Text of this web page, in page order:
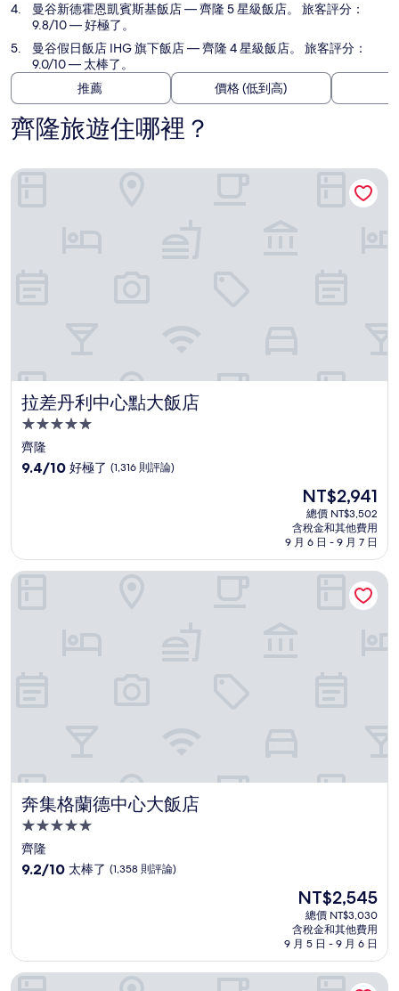
曼谷新德霍恩凱賓斯基飯店— 齊隆 5 星級飯店。 旅客評分：
9.8/10 — 好極了。
曼谷假日飯店 IHG 旗下飯店— 齊隆 4 星級飯店。 旅客評分：
9.0/10 — 太棒了。
推薦
價格 (低到高)
齊隆旅遊住哪裡？
拉差丹利中心點大飯店
拉差丹利中心點大飯店
5.0
星
級
齊隆
9.4
好
極
9.4/10 好極了 (1,316 則評論)
現
在
價
格
為
NT$2,941
NT$2,941
總價 NT$3,502
含稅金和其他費用
9 月 6 日 - 9 月 7 日
拉差丹利中心點大飯店
奔集格蘭德中心大飯店
奔集格蘭德中心大飯店
5.0
星
級
齊隆
9.2
太
棒
9.2/10 太棒了 (1,358 則評論)
現
在
價
格
為
NT$2,545
NT$2,545
總價 NT$3,030
含稅金和其他費用
9 月 5 日 - 9 月 6 日
奔集格蘭德中心大飯店
曼谷辛德霍恩市中心飯店, Vignette Collection by IHG